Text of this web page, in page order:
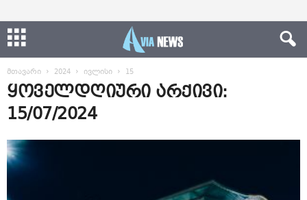
მთავარი 2024 ივლისი 15
ყოველდღიური არქივი:
15/07/2024